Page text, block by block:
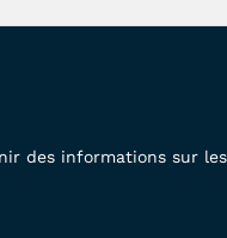
des informations sur